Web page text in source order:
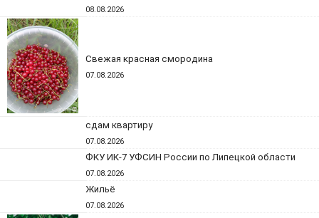
08.08.2026
Свежая красная смородина
07.08.2026
сдам квартиру
07.08.2026
ФКУ ИК-7 УФСИН России по Липецкой области
07.08.2026
Жильё
07.08.2026